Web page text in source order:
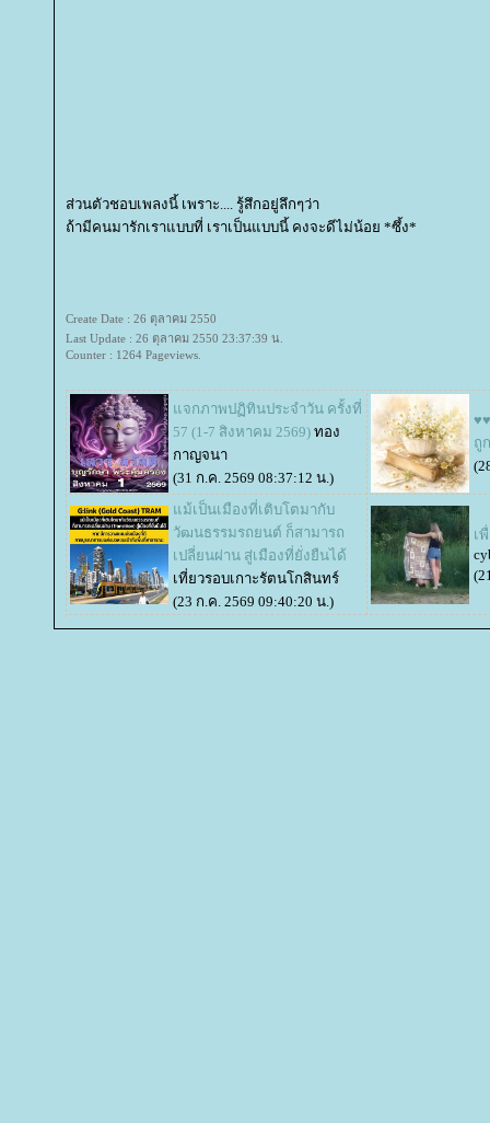
ส่วนตัวชอบเพลงนี้ เพราะ.... รู้สึกอยู่ลึกๆว่า
ถ้ามีคนมารักเราแบบที่ เราเป็นแบบนี้ คงจะดีไม่น้อย *ซึ้ง*
Create Date : 26 ตุลาคม 2550
Last Update : 26 ตุลาคม 2550 23:37:39 น.
Counter : 1264 Pageviews.
จกภาพปฏิทินประจำวัน ครั้งที่
57 (1-7 สิงหาคม 2569) ทอง
กาญจนา
(31 ก.ค. 2569 08:37:12 น.)
ถู
ม้เป็นเมืองที่เติบโตมากับ
วัฒนธรรมรถยนต์ ก็สามารถ
เปลี่ยนผ่าน สู่เมืองที่ยั่งยืนได้
เที่ยวรอบเกาะรัตนโกสินทร์
(23 ก.ค. 2569 09:40:20 น.)
เ